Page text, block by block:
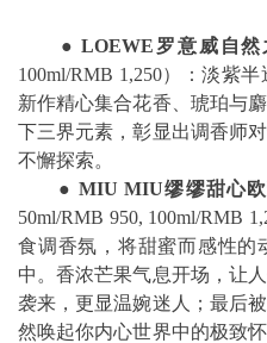
●LOEWE 罗意威自
100ml/RMB 1,250）：淡紫
新作精心集合花香、琥珀与
下三界元素，彰显出调香师
不懈探索。
● MIU MIU缪缪甜心
50ml/RMB 950, 100ml/RMB
食调香氛，将甜蜜而感性的
中。香浓芒果气息开场，让
袭来，更显温婉迷人；最后
然唤起你内心世界中的极致